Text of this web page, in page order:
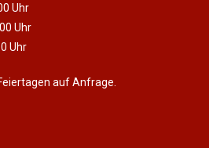
Uhr
Uhr
Uhr
auf Anfrage.